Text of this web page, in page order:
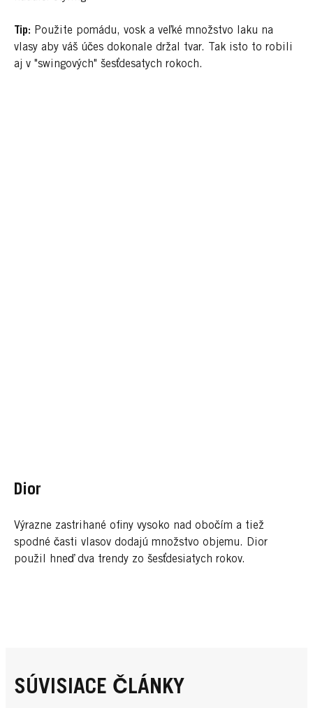
Tip: Použite pomádu, vosk a veľké množstvo laku na
vlasy aby váš účes dokonale držal tvar. Tak isto to robili
aj v "swingových" šesťdesatych rokoch.
Dior
Výrazne zastrihané ofiny vysoko nad obočím a tiež
spodné časti vlasov dodajú množstvo objemu. Dior
použil hneď dva trendy zo šesťdesiatych rokov.
SÚVISIACE ČLÁNKY